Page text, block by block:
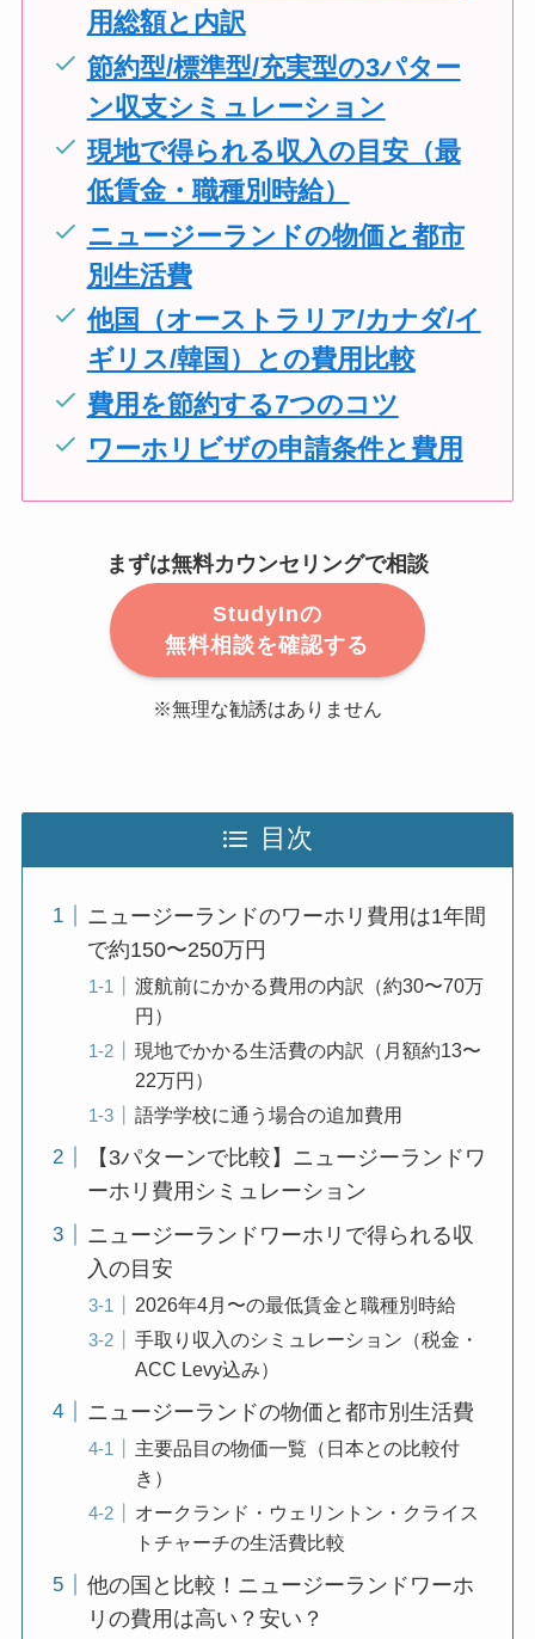
用総額と内訳
節約型/標準型/充実型の3パター
ン収支シミュレーション
現地で得られる収入の目安（最
低賃金・職種別時給）
ニュージーランドの物価と都市
別生活費
他国（オーストラリア/カナダ/イ
ギリス/韓国）との費用比較
費用を節約する7つのコツ
ワーホリビザの申請条件と費用
まずは無料カウンセリングで相談
StudyInの
無料相談を確認する
※無理な勧誘はありません
目次
ニュージーランドのワーホリ費用は1年間
で約150〜250万円
渡航前にかかる費用の内訳（約30〜70万
円）
現地でかかる生活費の内訳（月額約13〜
22万円）
語学学校に通う場合の追加費用
【3パターンで比較】ニュージーランドワ
ーホリ費用シミュレーション
ニュージーランドワーホリで得られる収
入の目安
2026年4月〜の最低賃金と職種別時給
手取り収入のシミュレーション（税金・
ACC Levy込み）
ニュージーランドの物価と都市別生活費
主要品目の物価一覧（日本との比較付
き）
オークランド・ウェリントン・クライス
トチャーチの生活費比較
他の国と比較！ニュージーランドワーホ
リの費用は高い？安い？